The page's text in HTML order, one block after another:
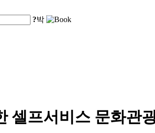
?박
셀프서비스 문화관